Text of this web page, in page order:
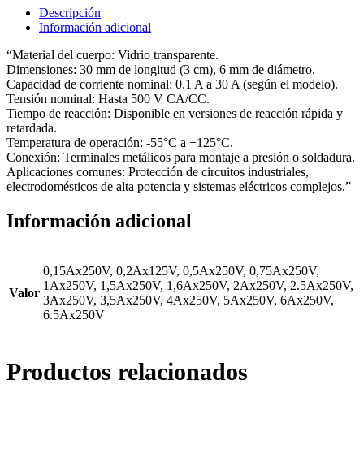
Descripción
Información adicional
“Material del cuerpo: Vidrio transparente.
Dimensiones: 30 mm de longitud (3 cm), 6 mm de diámetro.
Capacidad de corriente nominal: 0.1 A a 30 A (según el modelo).
Tensión nominal: Hasta 500 V CA/CC.
Tiempo de reacción: Disponible en versiones de reacción rápida y
retardada.
Temperatura de operación: -55°C a +125°C.
Conexión: Terminales metálicos para montaje a presión o soldadura.
Aplicaciones comunes: Protección de circuitos industriales,
electrodomésticos de alta potencia y sistemas eléctricos complejos.”
Información adicional
Valor
0,15Ax250V, 0,2Ax125V, 0,5Ax250V, 0,75Ax250V,
1Ax250V, 1,5Ax250V, 1,6Ax250V, 2Ax250V, 2.5Ax250V,
3Ax250V, 3,5Ax250V, 4Ax250V, 5Ax250V, 6Ax250V,
6.5Ax250V
Productos relacionados